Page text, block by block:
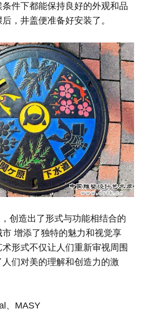
件下都能保持良好的外观和品
，井盖便准备好安装了。
创造出了形式与功能相结合的
市 增添了独特的魅力和视觉享
形式不仅让人们重新审视周围
们对美的理解和创造力的激
、MASY